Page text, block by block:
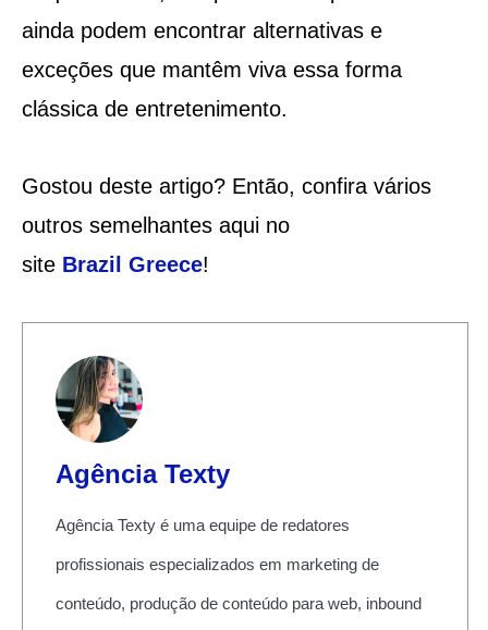
ainda podem encontrar alternativas e
exceções que mantêm viva essa forma
clássica de entretenimento.
Gostou deste artigo? Então, confira vários
outros semelhantes aqui no
site Brazil Greece!
Agência Texty
Agência Texty é uma equipe de redatores
profissionais especializados em marketing de
conteúdo, produção de conteúdo para web, inbound